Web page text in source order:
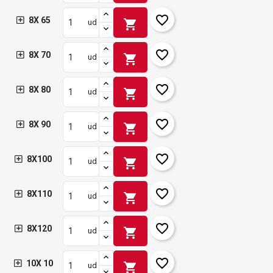
8X 65 ud shopping_cart favorite_border
8X 70 ud shopping_cart favorite_border
8X 80 ud shopping_cart favorite_border
8X 90 ud shopping_cart favorite_border
8X100 ud shopping_cart favorite_border
8X110 ud shopping_cart favorite_border
8X120 ud shopping_cart favorite_border
10X 10 ud shopping_cart favorite_border